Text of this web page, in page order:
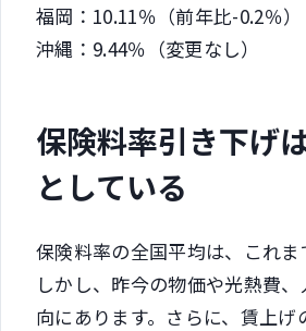
福岡：10.11％（前年比-0.2％）
沖縄：9.44％（変更なし）
保険料率引き下げ
としている
保険料率の全国平均は、これま
しかし、昨今の物価や光熱費
向にあります。さらに、賃上